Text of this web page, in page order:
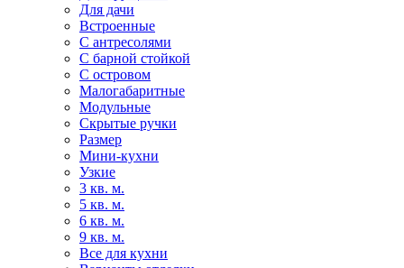
Для дачи
Встроенные
С антресолями
С барной стойкой
С островом
Малогабаритные
Модульные
Скрытые ручки
Размер
Мини-кухни
Узкие
3 кв. м.
5 кв. м.
6 кв. м.
9 кв. м.
Все для кухни